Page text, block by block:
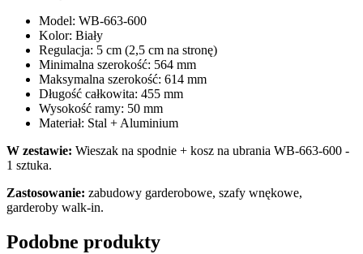
Model: WB-663-600
Kolor: Biały
Regulacja: 5 cm (2,5 cm na stronę)
Minimalna szerokość: 564 mm
Maksymalna szerokość: 614 mm
Długość całkowita: 455 mm
Wysokość ramy: 50 mm
Materiał: Stal + Aluminium
W zestawie: Wieszak na spodnie + kosz na ubrania WB-663-600 -
1 sztuka.
Zastosowanie: zabudowy garderobowe, szafy wnękowe,
garderoby walk-in.
Podobne produkty